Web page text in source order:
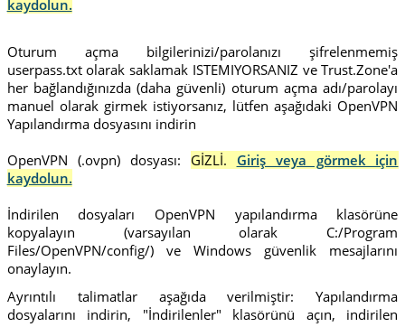
kaydolun.
Oturum açma bilgilerinizi/parolanızı şifrelenmemiş
userpass.txt olarak saklamak ISTEMIYORSANIZ ve Trust.Zone'a
her bağlandığınızda (daha güvenli) oturum açma adı/parolayı
manuel olarak girmek istiyorsanız, lütfen aşağıdaki OpenVPN
Yapılandırma dosyasını indirin
OpenVPN (.ovpn) dosyası:
GİZLİ. Giriş veya görmek için
kaydolun.
İndirilen dosyaları OpenVPN yapılandırma klasörüne
kopyalayın (varsayılan olarak C:/Program
Files/OpenVPN/config/) ve Windows güvenlik mesajlarını
onaylayın.
Ayrıntılı talimatlar aşağıda verilmiştir: Yapılandırma
dosyalarını indirin, "İndirilenler" klasörünü açın, indirilen